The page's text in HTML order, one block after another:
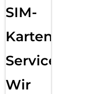
SIM-
Karten
Service:
Wir